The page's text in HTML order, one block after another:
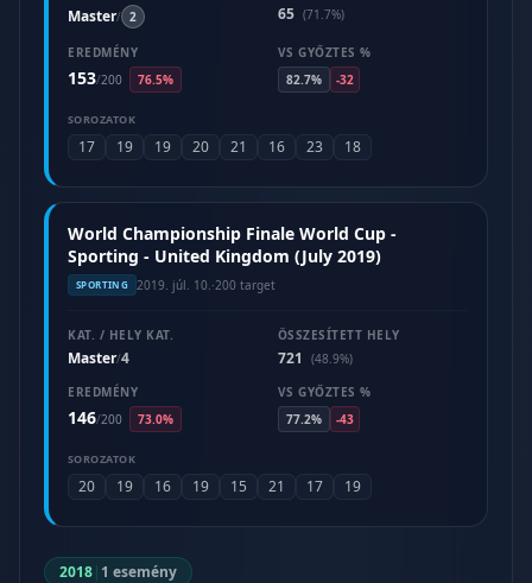
Master/ 2 65 (71.7%)
EREDMÉNY
153/200 76.5%
VS GYŐZTES %
82.7%
-32
SOROZATOK
17 19 19 20 21 16 23 18
World Championship Finale World Cup -
Sporting - United Kingdom (July 2019)
SPORTING 2019. júl. 10. ·200 target
KAT. / HELY KAT.
Master/4
ÖSSZESÍTETT HELY
721
(48.9%)
EREDMÉNY
146/200 73.0%
VS GYŐZTES %
77.2%
-43
SOROZATOK
20 19 16 19 15 21 17 19
2018| 1 esemény